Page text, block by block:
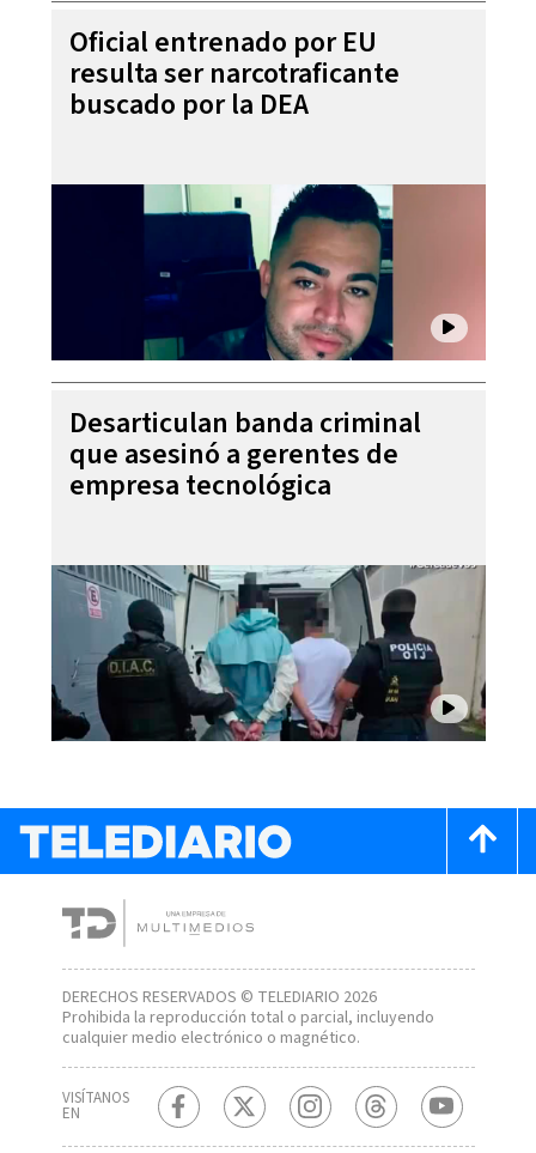
Oficial entrenado por EU
resulta ser narcotraficante
buscado por la DEA
Desarticulan banda criminal
que asesinó a gerentes de
empresa tecnológica
DERECHOS RESERVADOS © TELEDIARIO 2026
Prohibida la reproducción total o parcial, incluyendo
cualquier medio electrónico o magnético.
VISÍTANOS
EN